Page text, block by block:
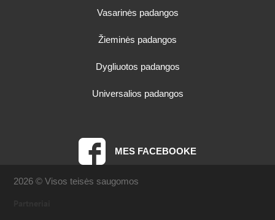
Vasarinės padangos
Žieminės padangos
Dygliuotos padangos
Universalios padangos
MES FACEBOOKE
2026 © Visos teisės saugomos